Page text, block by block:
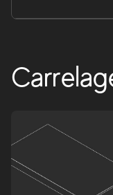
Boost